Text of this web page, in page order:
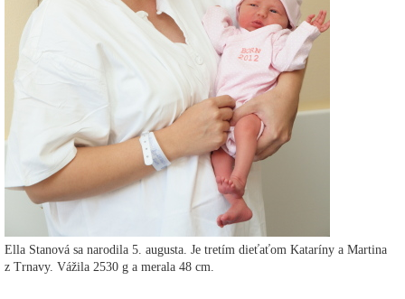
Ella Stanová sa narodila 5. augusta. Je tretím dieťaťom Kataríny a Martina
z Trnavy. Vážila 2530 g a merala 48 cm.